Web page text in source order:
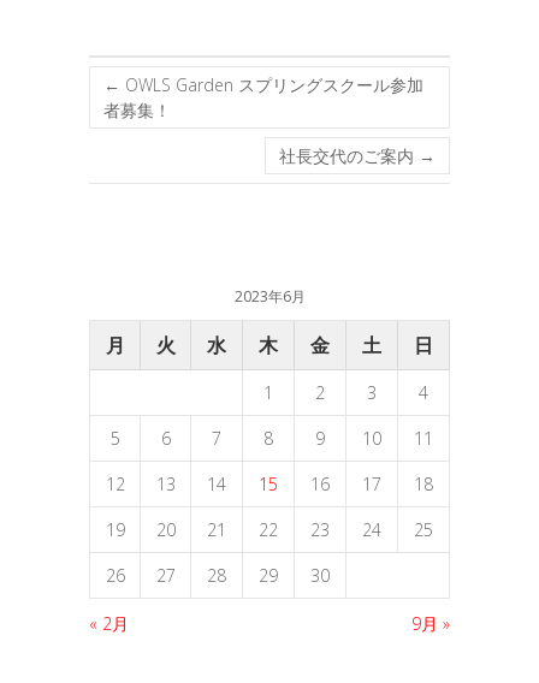
← OWLS Garden スプリングスクール参加
者募集！
社長交代のご案内 →
2023年6月
月 火 水 木 金 土 日
1 2 3
4
5
6 7 8 9 10
11
12
13 14 15 16 17
18
19
20 21 22 23 24
25
26
27 28 29 30
« 2月 9月 »